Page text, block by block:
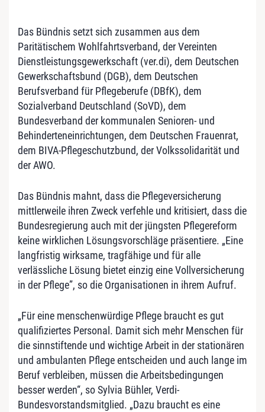
Das Bündnis setzt sich zusammen aus dem
Paritätischem Wohlfahrtsverband, der Vereinten
Dienstleistungsgewerkschaft (ver.di), dem Deutschen
Gewerkschaftsbund (DGB), dem Deutschen
Berufsverband für Pflegeberufe (DBfK), dem
Sozialverband Deutschland (SoVD), dem
Bundesverband der kommunalen Senioren- und
Behinderteneinrichtungen, dem Deutschen Frauenrat,
dem BIVA-Pflegeschutzbund, der Volkssolidarität und
der AWO.
Das Bündnis mahnt, dass die Pflegeversicherung
mittlerweile ihren Zweck verfehle und kritisiert, dass die
Bundesregierung auch mit der jüngsten Pflegereform
keine wirklichen Lösungsvorschläge präsentiere. „Eine
langfristig wirksame, tragfähige und für alle
verlässliche Lösung bietet einzig eine Vollversicherung
in der Pflege”, so die Organisationen in ihrem Aufruf.
„Für eine menschenwürdige Pflege braucht es gut
qualifiziertes Personal. Damit sich mehr Menschen für
die sinnstiftende und wichtige Arbeit in der stationären
und ambulanten Pflege entscheiden und auch lange im
Beruf verbleiben, müssen die Arbeitsbedingungen
besser werden“, so Sylvia Bühler, Verdi-
Bundesvorstandsmitglied. „Dazu braucht es eine